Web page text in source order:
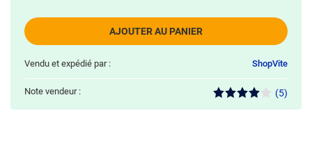
AJOUTER AU PANIER
Vendu et expédié par : ShopVite
Note vendeur : (5)